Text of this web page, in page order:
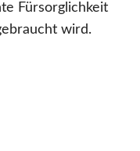
Fürsorglichkeit
wird.